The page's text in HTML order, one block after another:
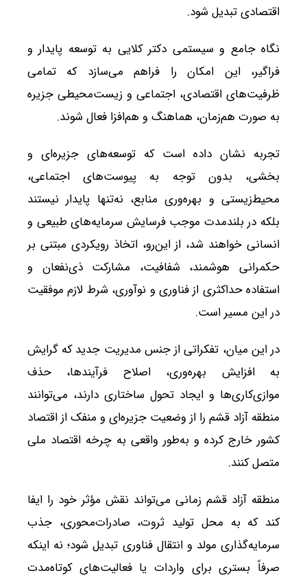
اقتصادی تبدیل شود.
نگاه جامع و سیستمی دکتر کلایی به توسعه پایدار و
فراگیر، این امکان را فراهم می‌سازد که تمامی
ظرفیت‌های اقتصادی، اجتماعی و زیست‌محیطی جزیره
به صورت هم‌زمان، هماهنگ و هم‌افزا فعال شوند.
تجربه نشان داده است که توسعه‌های جزیره‌ای و
بخشی، بدون توجه به پیوست‌های اجتماعی،
محیط‌زیستی و بهره‌وری منابع، نه‌تنها پایدار نیستند
بلکه در بلندمدت موجب فرسایش سرمایه‌های طبیعی و
انسانی خواهند شد، از این‌رو، اتخاذ رویکردی مبتنی بر
حکمرانی هوشمند، شفافیت، مشارکت ذی‌نفعان و
استفاده حداکثری از فناوری و نوآوری، شرط لازم موفقیت
در این مسیر است.
در این میان، تفکراتی از جنس مدیریت جدید که گرایش
به افزایش بهره‌وری، اصلاح فرآیندها، حذف
موازی‌کاری‌ها و ایجاد تحول ساختاری دارند، می‌توانند
منطقه آزاد قشم را از وضعیت جزیره‌ای و منفک از اقتصاد
کشور خارج کرده و به‌طور واقعی به چرخه اقتصاد ملی
متصل کنند.
منطقه آزاد قشم زمانی می‌تواند نقش مؤثر خود را ایفا
کند که به محل تولید ثروت، صادرات‌محوری، جذب
سرمایه‌گذاری مولد و انتقال فناوری تبدیل شود؛ نه اینکه
صرفاً بستری برای واردات یا فعالیت‌های کوتاه‌مدت